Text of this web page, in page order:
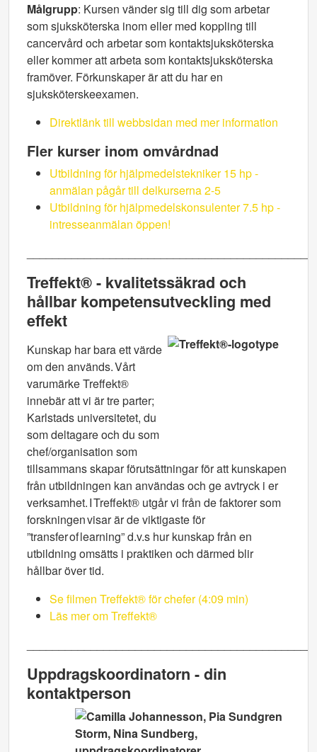
Målgrupp: Kursen vänder sig till dig som arbetar
som sjuksköterska inom eller med koppling till
cancervård och arbetar som kontaktsjukskö­terska
eller kommer att arbeta som kontakt­sjuksköterska
framöver. Förkunskaper är att du har en
sjuksköterskeexamen.
Direktlänk till webbsidan med mer information
Fler kurser inom omvårdnad
Utbildning för hjälpmedelstekniker 15 hp -
anmälan pågår till delkurserna 2-5
Utbildning för hjälpmedelskonsulenter 7.5 hp -
intresseanmälan öppen!
Treffekt® - kvalitetssäkrad och
hållbar kompetensutveckling med
effekt
Kunskap har bara ett värde
om den används. Vårt
varumärke Treffekt®
innebär att vi är tre parter;
Karlstads universitetet, du
som deltagare och du som
chef/organisation som
tillsammans skapar förutsättningar för att kunskapen
från utbildningen kan användas och ge avtryck i er
verksamhet. I Treffekt® utgår vi från de faktorer som
forskningen visar är de viktigaste för
”transfer of learning” d.v.s hur kunskap från en
utbildning omsätts i praktiken och därmed blir
hållbar över tid.
Se filmen Treffekt® för chefer (4:09 min)
Läs mer om Treffekt®
Uppdragskoordinatorn - din
kontaktperson